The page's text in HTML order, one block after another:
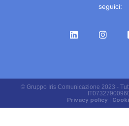
seguici:
© Gruppo Iris Comunicazione 2023 -
Privacy policy|